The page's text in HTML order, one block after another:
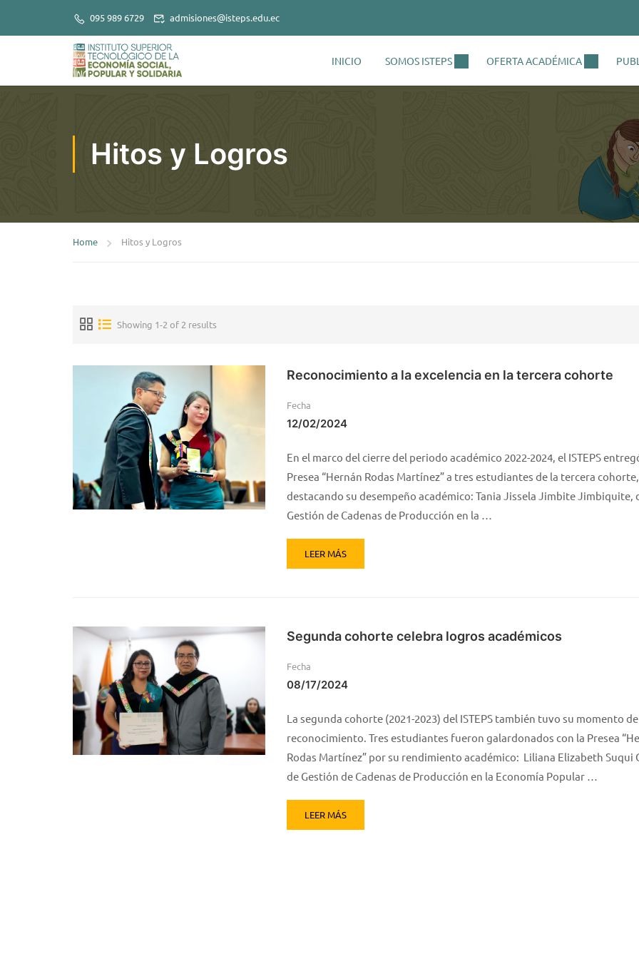
095 989 6729 admisiones@isteps.edu.ec
INICIO SOMOS ISTEPS OFERTA ACADÉMICA
Hitos y Logros
Home Hitos y Logros
Showing 1-2 of 2 results
Reconocimiento a la excelencia en la tercera cohorte
Fecha
12/02/2024
En el marco del cierre del periodo académico 2022-2024, el ISTEPS
Presea “Hernán Rodas Martínez” a tres estudiantes de la tercera cohorte,
destacando su desempeño académico: Tania Jissela Jimbite Jimbiquite,
Gestión de Cadenas de Producción en la …
LEER MÁS
Segunda cohorte celebra logros académicos
Fecha
08/17/2024
La segunda cohorte (2021-2023) del ISTEPS también tuvo su momento de
reconocimiento. Tres estudiantes fueron galardonados con la Presea
Rodas Martínez” por su rendimiento académico: Liliana Elizabeth Suqui
de Gestión de Cadenas de Producción en la Economía Popular …
LEER MÁS